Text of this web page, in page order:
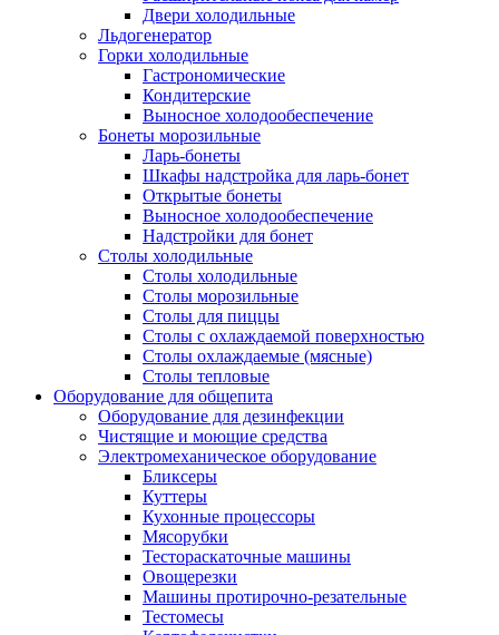
Двери холодильные
Льдогенератор
Горки холодильные
Гастрономические
Кондитерские
Выносное холодообеспечение
Бонеты морозильные
Ларь-бонеты
Шкафы надстройка для ларь-бонет
Открытые бонеты
Выносное холодообеспечение
Надстройки для бонет
Столы холодильные
Столы холодильные
Столы морозильные
Столы для пиццы
Столы с охлаждаемой поверхностью
Столы охлаждаемые (мясные)
Столы тепловые
Оборудование для общепита
Оборудование для дезинфекции
Чистящие и моющие средства
Электромеханическое оборудование
Бликсеры
Куттеры
Кухонные процессоры
Мясорубки
Тестораскаточные машины
Овощерезки
Машины протирочно-резательные
Тестомесы